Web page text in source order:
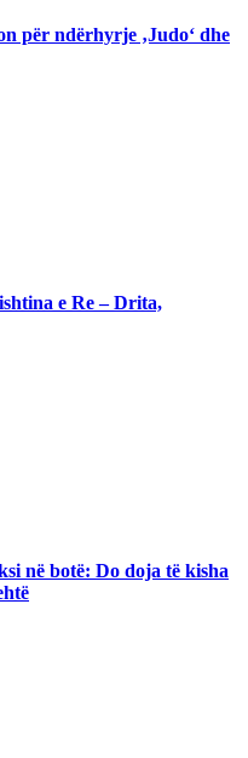
për ndërhyrje ‚Judo‘ dhe
e Re – Drita,
në botë: Do doja të kisha